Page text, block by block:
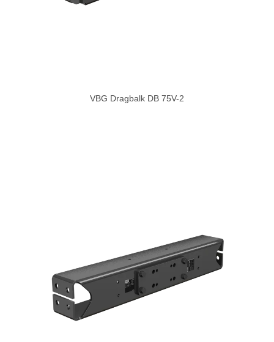
VBG Dragbalk DB 75V-2